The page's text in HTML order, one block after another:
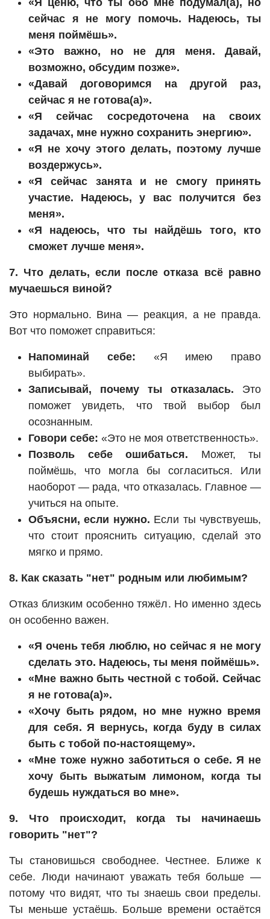
«Я ценю, что ты обо мне подумал(а), но
сейчас я не могу помочь. Надеюсь, ты
меня поймёшь».
«Это важно, но не для меня. Давай,
возможно, обсудим позже».
«Давай договоримся на другой раз,
сейчас я не готова(а)».
«Я сейчас сосредоточена на своих
задачах, мне нужно сохранить энергию».
«Я не хочу этого делать, поэтому лучше
воздержусь».
«Я сейчас занята и не смогу принять
участие. Надеюсь, у вас получится без
меня».
«Я надеюсь, что ты найдёшь того, кто
сможет лучше меня».
7. Что делать, если после отказа всё равно
мучаешься виной?
Это нормально. Вина — реакция, а не правда.
Вот что поможет справиться:
Напоминай себе: «Я имею право
выбирать».
Записывай, почему ты отказалась. Это
поможет увидеть, что твой выбор был
осознанным.
Говори себе: «Это не моя ответственность».
Позволь себе ошибаться. Может, ты
поймёшь, что могла бы согласиться. Или
наоборот — рада, что отказалась. Главное —
учиться на опыте.
Объясни, если нужно. Если ты чувствуешь,
что стоит прояснить ситуацию, сделай это
мягко и прямо.
8. Как сказать "нет" родным или любимым?
Отказ близким особенно тяжёл. Но именно здесь
он особенно важен.
«Я очень тебя люблю, но сейчас я не могу
сделать это. Надеюсь, ты меня поймёшь».
«Мне важно быть честной с тобой. Сейчас
я не готова(а)».
«Хочу быть рядом, но мне нужно время
для себя. Я вернусь, когда буду в силах
быть с тобой по-настоящему».
«Мне тоже нужно заботиться о себе. Я не
хочу быть выжатым лимоном, когда ты
будешь нуждаться во мне».
9. Что происходит, когда ты начинаешь
говорить "нет"?
Ты становишься свободнее. Честнее. Ближе к
себе. Люди начинают уважать тебя больше —
потому что видят, что ты знаешь свои пределы.
Ты меньше устаёшь. Больше времени остаётся